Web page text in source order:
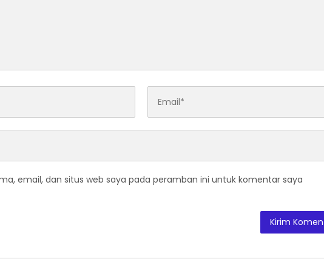
email, dan situs web saya pada peramban ini untuk komentar saya